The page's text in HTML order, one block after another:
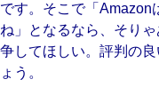
です。そこで「Amazon
ね」となるなら、そり
争してほしい。評判の
ょう。